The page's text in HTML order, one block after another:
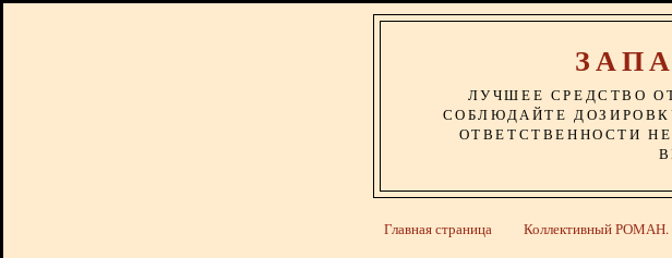
ЛУЧШЕЕ СРЕДСТВО
СОБЛЮДАЙТЕ
ОТВЕТСТВЕННОСТИ
Главная страница Коллективный